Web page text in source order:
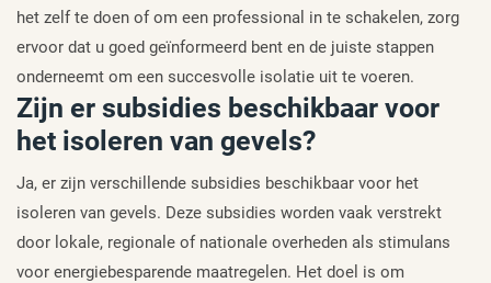
het zelf te doen of om een professional in te schakelen, zorg
ervoor dat u goed geïnformeerd bent en de juiste stappen
onderneemt om een succesvolle isolatie uit te voeren.
Zijn er subsidies beschikbaar voor
het isoleren van gevels?
Ja, er zijn verschillende subsidies beschikbaar voor het
isoleren van gevels. Deze subsidies worden vaak verstrekt
door lokale, regionale of nationale overheden als stimulans
voor energiebesparende maatregelen. Het doel is om